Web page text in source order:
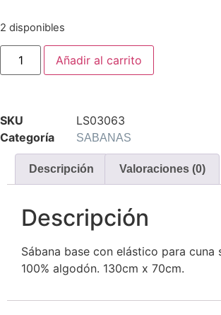
2 disponibles
Añadir al carrito
SKU
LS03063
Categoría
SABANAS
Descripción Valoraciones (0)
Descripción
Sábana base con elástico para cuna
100% algodón. 130cm x 70cm.